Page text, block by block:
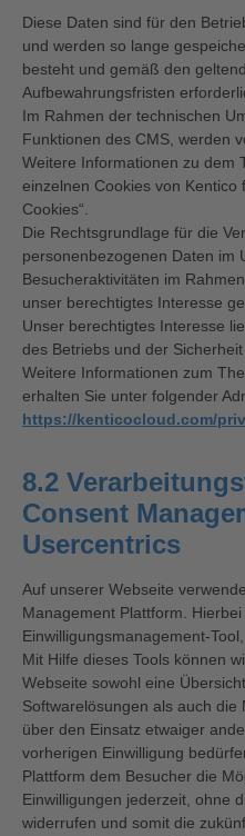
Diese Daten sind für den
und werden so lange
besteht und gemäß den
Aufbewahrungsfristen
Im Rahmen der technischen
Funktionen des CMS, werden
Weitere Informationen zu dem
einzelnen Cookies von Kentico
Cookies“.
Die Rechtsgrundlage für die
personenbezogenen Daten im
Besucheraktivitäten im
unser berechtigtes Interesse
Unser berechtigtes Interesse
des Betriebs und der
Weitere Informationen zum
erhalten Sie unter folgender
https://kenticocloud.com/
8.2
Consent
Usercentrics
Auf unserer Webseite
Management Plattform.
Einwilligungsmanagement-
Mit Hilfe dieses Tools können
Webseite sowohl eine
Softwarelösungen als auch die
über den Einsatz etwaiger
vorherigen Einwilligung
Plattform dem Besucher die
Einwilligungen jederzeit, ohne
widerrufen und somit die